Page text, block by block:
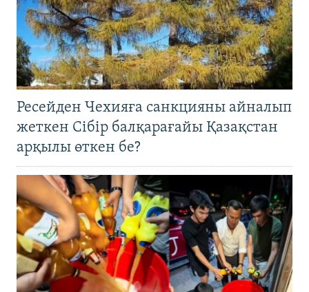
Ресейден Чехияға санкцияны айналып
жеткен Сібір балқарағайы Қазақстан
арқылы өткен бе?